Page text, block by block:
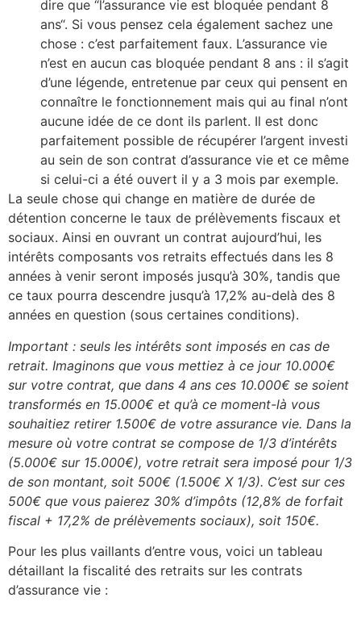
dire que “l’assurance vie est bloquée pendant 8
ans“. Si vous pensez cela également sachez une
chose : c’est parfaitement faux. L’assurance vie
n’est en aucun cas bloquée pendant 8 ans : il s’agit
d’une légende, entretenue par ceux qui pensent en
connaître le fonctionnement mais qui au final n’ont
aucune idée de ce dont ils parlent. Il est donc
parfaitement possible de récupérer l’argent investi
au sein de son contrat d’assurance vie et ce même
si celui-ci a été ouvert il y a 3 mois par exemple.
La seule chose qui change en matière de durée de
détention concerne le taux de prélèvements fiscaux et
sociaux. Ainsi en ouvrant un contrat aujourd’hui, les
intérêts composants vos retraits effectués dans les 8
années à venir seront imposés jusqu’à 30%, tandis que
ce taux pourra descendre jusqu’à 17,2% au-delà des 8
années en question (sous certaines conditions).
Important : seuls les intérêts sont imposés en cas de
retrait. Imaginons que vous mettiez à ce jour 10.000€
sur votre contrat, que dans 4 ans ces 10.000€ se soient
transformés en 15.000€ et qu’à ce moment-là vous
souhaitiez retirer 1.500€ de votre assurance vie. Dans la
mesure où votre contrat se compose de 1/3 d’intérêts
(5.000€ sur 15.000€), votre retrait sera imposé pour 1/3
de son montant, soit 500€ (1.500€ X 1/3). C’est sur ces
500€ que vous paierez 30% d’impôts (12,8% de forfait
fiscal + 17,2% de prélèvements sociaux), soit 150€.
Pour les plus vaillants d’entre vous, voici un tableau
détaillant la fiscalité des retraits sur les contrats
d’assurance vie :